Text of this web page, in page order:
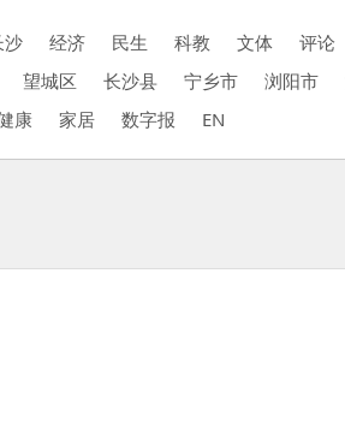
沙 经济 民生 科教 文体 评论
望城区 长沙县 宁乡市 浏阳市
康 家居 数字报 EN